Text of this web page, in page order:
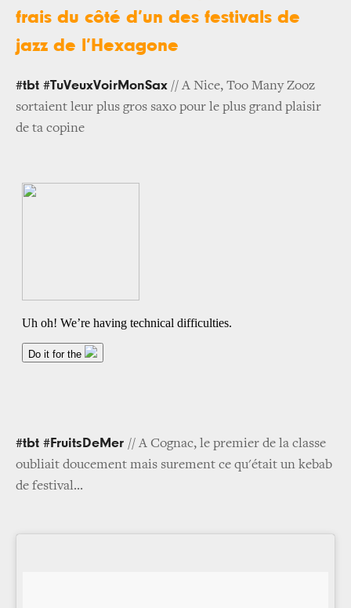
frais du côté d’un des festivals de
jazz de l’Hexagone
#tbt #TuVeuxVoirMonSax // A Nice, Too Many Zooz
sortaient leur plus gros saxo pour le plus grand plaisir
de ta copine
#tbt #FruitsDeMer // A Cognac, le premier de la classe
oubliait doucement mais surement ce qu'était un kebab
de festival...